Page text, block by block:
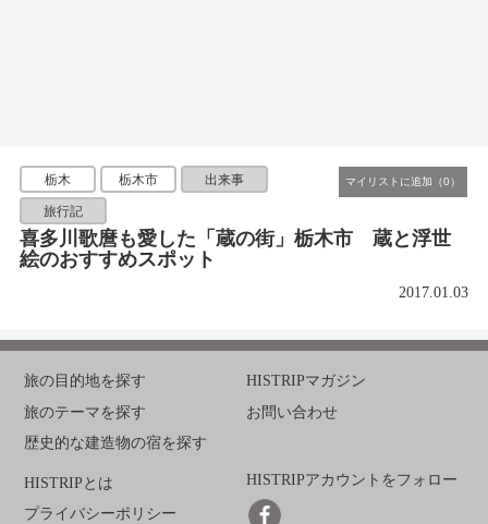
栃木 栃木市 出来事
旅行記
喜多川歌麿も愛した「蔵の街」栃木市 蔵と浮世
絵のおすすめスポット
2017.01.03
旅の目的地を探す
旅のテーマを探す
歴史的な建造物の宿を探す
HISTRIPマガジン
お問い合わせ
HISTRIPとは
プライバシーポリシー
HISTRIPアカウントをフォロー